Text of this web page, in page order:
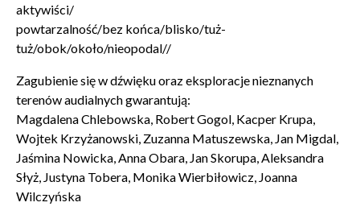
aktywiści/
powtarzalność/bez końca/blisko/tuż-
tuż/obok/około/nieopodal//
Zagubienie się w dźwięku oraz eksploracje nieznanych
terenów audialnych gwarantują:
Magdalena Chlebowska, Robert Gogol, Kacper Krupa,
Wojtek Krzyżanowski, Zuzanna Matuszewska, Jan Migdal,
Jaśmina Nowicka, Anna Obara, Jan Skorupa, Aleksandra
Słyż, Justyna Tobera, Monika Wierbiłowicz, Joanna
Wilczyńska